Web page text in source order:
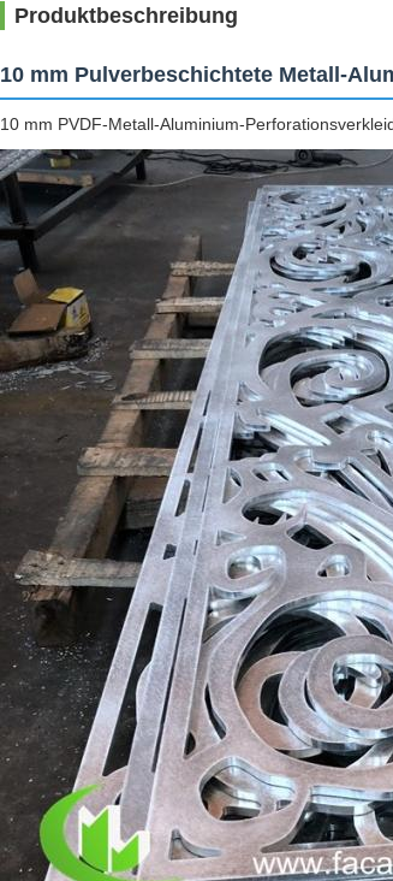
Produktbeschreibung
10 mm Pulverbeschichtete Metall-
10 mm PVDF-Metall-Aluminium-